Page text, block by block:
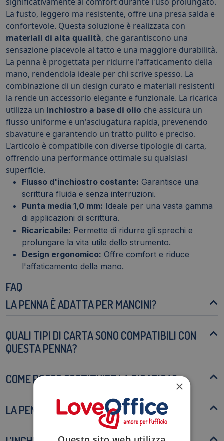
La fusto, leggero ma resistente, offre una presa salda e
confortevole. Questa soluzione è realizzata con
materiali di alta qualità, che garantiscono una
sensazione piacevole al tatto e una maggiore durabilità.
La penna è progettata per ridurre l'affaticamento della
mano, rendendola ideale per chi scrive spesso. La
combinazione di un design curato e materiali resistenti
la rende un accessorio elegante e funzionale. La ricarica
utilizza un inchiostro a base di olio che assicura un
flusso uniforme e un'asciugatura rapida, prevenendo
sbavature e garantendo un tratto pulito e preciso.
L'articolo è compatibile con diverse tipologie di carta,
offrendo una performance ottimale su qualsiasi
superficie.
Flusso d'inchiostro costante: Garantisce una
scrittura fluida e senza interruzioni.
Punta media 1,0 mm: Ideale per una vasta gamma
di applicazioni di scrittura.
Ricaricabile: Permette di ridurre gli sprechi e
prolungare la vita utile dello strumento.
Design ergonomico: Offre comfort e riduce
l'affaticamento della mano.
FAQ
LA PENNA È ADATTA PER MANCINI?
QUALI TIPI DI CARTA SONO COMPATIBILI CON
QUESTA PENNA?
COME POSSO SOSTITUIRE LA RICARICA?
LA PENNA È RESISTENTE AGLI URTI?
×